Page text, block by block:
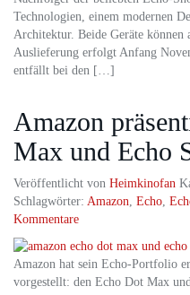
Technologien, einem modernen
Architektur. Beide Geräte
Auslieferung erfolgt Anfang
entfällt bei den […]
Amazon
Max und Echo
Veröffentlicht von Heimkinofan
Schlagwörter: Amazon, Echo,
Kommentare
Amazon hat sein Echo-Portfolio
vorgestellt: den Echo Dot Max